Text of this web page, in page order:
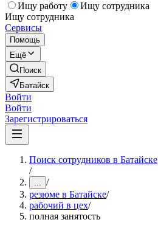
Ищу работу
Ищу сотрудника
Ищу сотрудника
Сервисы
Помощь
Ещё
Поиск
Батайск
Войти
Войти
Зарегистрироваться
Поиск сотрудников в Батайске
/
... /
резюме в Батайске/
рабочий в цех/
полная занятость